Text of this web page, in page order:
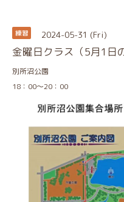
練習 2024-05-31 (Fri)
金曜日クラス（5月1日
別所沼公園
18：00～20：00